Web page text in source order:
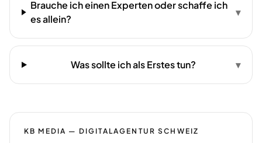
Brauche ich einen Experten oder schaffe ich
es allein?
▾
Was sollte ich als Erstes tun? ▾
KB MEDIA — DIGITALAGENTUR SCHWEIZ